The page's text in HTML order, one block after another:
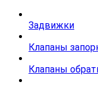
Задвижки
Клапаны
Клапаны